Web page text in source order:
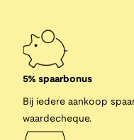
5% spaarbonus
Bij iedere aankoop
waardecheque.